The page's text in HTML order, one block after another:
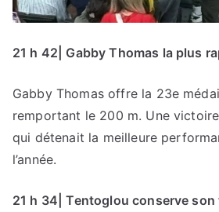
21 h 42| Gabby Thomas la plus
Gabby Thomas offre la 23e
remportant le 200 m. Une
qui détenait la meilleure
l’année.
21 h 34| Tentoglou conserve